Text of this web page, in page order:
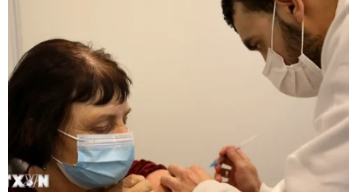
Tỉnh Phú Yên quyết tâm đẩy lùi tội phạm
cho vay lãi nặng
08/11/2023 10:44